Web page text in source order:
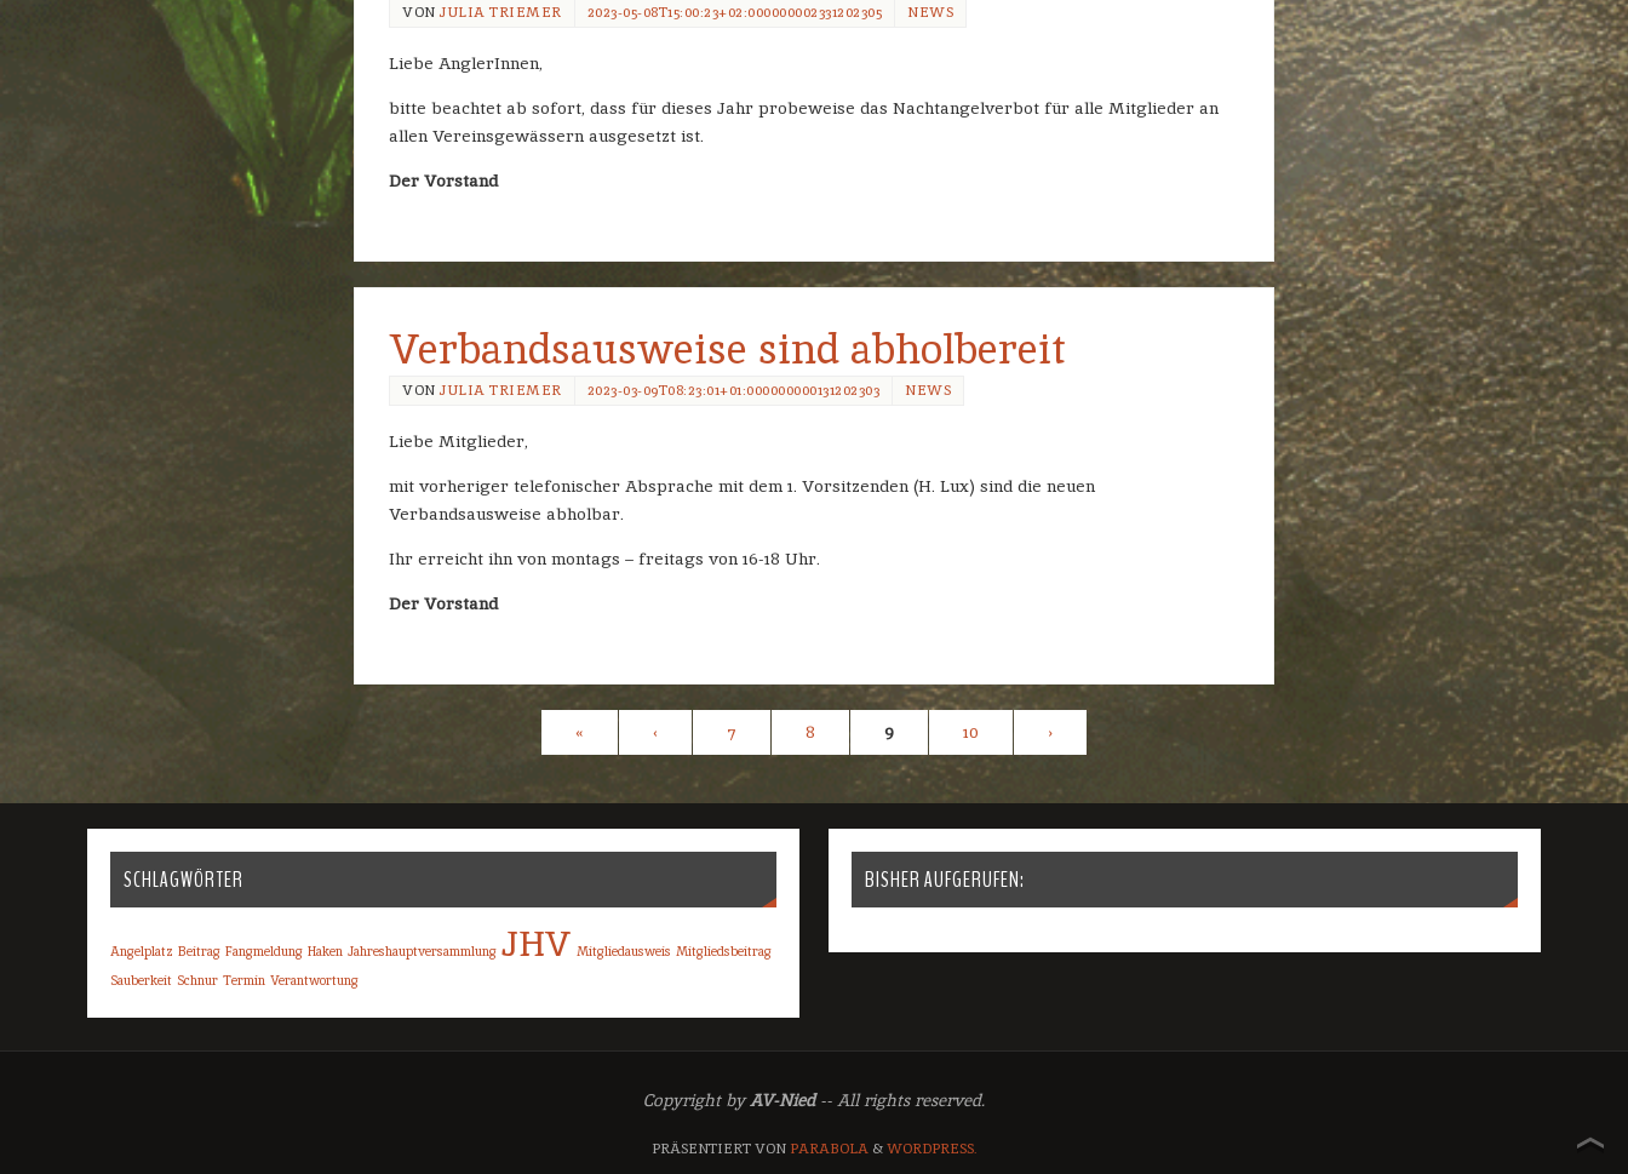
VON JULIA TRIEMER 2023-05-08T15:00:23+02:000000002331202305 NEWS
Liebe AnglerInnen,
bitte beachtet ab sofort, dass für dieses Jahr probeweise das Nachtangelverbot für alle Mitglieder an
allen Vereinsgewässern ausgesetzt ist.
Der Vorstand
Verbandsausweise sind abholbereit
VON JULIA TRIEMER 2023-03-09T08:23:01+01:000000000131202303 NEWS
Liebe Mitglieder,
mit vorheriger telefonischer Absprache mit dem 1. Vorsitzenden (H. Lux) sind die neuen
Verbandsausweise abholbar.
Ihr erreicht ihn von montags – freitags von 16-18 Uhr.
Der Vorstand
« ‹ 7 8 9 10 ›
SCHLAGWÖRTER
Angelplatz Beitrag Fangmeldung Haken Jahreshauptversammlung JHV Mitgliedausweis Mitgliedsbeitrag
Sauberkeit Schnur Termin Verantwortung
BISHER AUFGERUFEN:
Copyright byAV-Nied-- All rights reserved.
PRÄSENTIERT VON PARABOLA&WORDPRESS.